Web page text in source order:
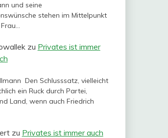
und seine
stehen im Mittelpunkt
zu Privates ist immer
Den Schlusssatz, vielleicht
ein Ruck durch Partei,
Land, wenn auch Friedrich
zu Privates ist immer auch